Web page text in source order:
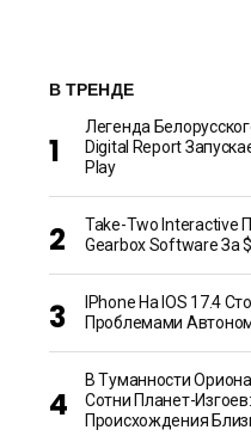
В ТРЕНДЕ
Легенда
Digital Report
Play
Take-Two Interactive
Gearbox Software За
IPhone На IOS 17.4
Проблемами
В Туманности
Сотни Планет-
Происхождения